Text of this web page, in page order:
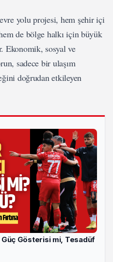
yolu projesi, hem şehir içi
de bölge halkı için büyük
Ekonomik, sosyal ve
sadece bir ulaşım
doğrudan etkileyen
Gösterisi mi, Tesadüf